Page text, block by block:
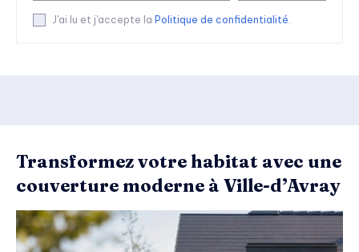
J'ai lu et j'accepte la Politique de confidentialité
Transformez votre habitat avec une
couverture moderne à Ville-d’Avray